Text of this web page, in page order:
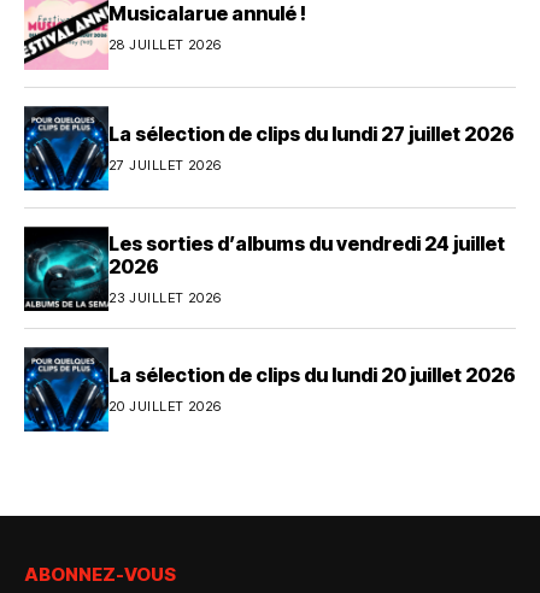
Musicalarue annulé !
28 JUILLET 2026
La sélection de clips du lundi 27 juillet 2026
27 JUILLET 2026
Les sorties d’albums du vendredi 24 juillet
2026
23 JUILLET 2026
La sélection de clips du lundi 20 juillet 2026
20 JUILLET 2026
ABONNEZ-VOUS